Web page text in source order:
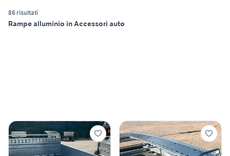
86 risultati
Rampe alluminio in Accessori auto